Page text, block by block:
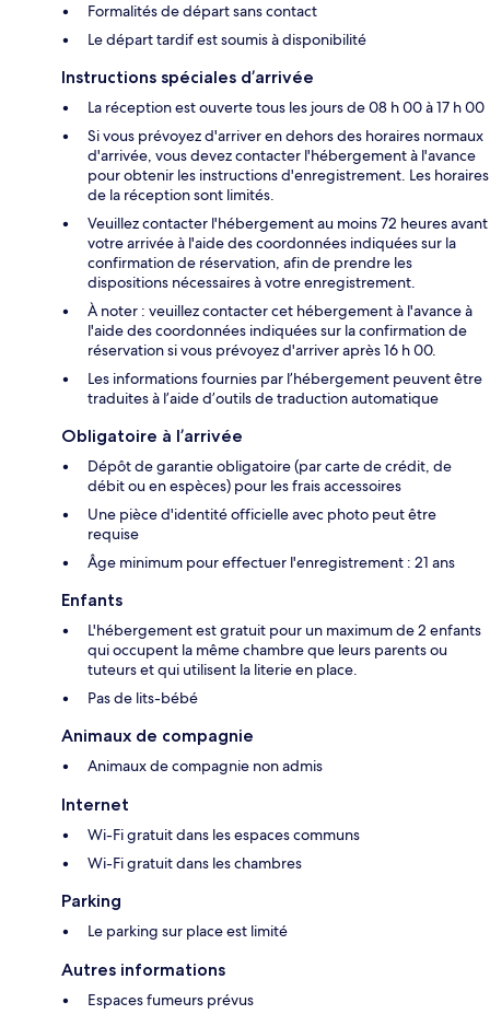
Formalités de départ sans contact
Le départ tardif est soumis à disponibilité
Instructions spéciales d’arrivée
La réception est ouverte tous les jours de 08 h 00 à 17 h 00
Si vous prévoyez d'arriver en dehors des horaires normaux
d'arrivée, vous devez contacter l'hébergement à l'avance
pour obtenir les instructions d'enregistrement. Les horaires
de la réception sont limités.
Veuillez contacter l'hébergement au moins 72 heures avant
votre arrivée à l'aide des coordonnées indiquées sur la
confirmation de réservation, afin de prendre les
dispositions nécessaires à votre enregistrement.
À noter : veuillez contacter cet hébergement à l'avance à
l'aide des coordonnées indiquées sur la confirmation de
réservation si vous prévoyez d'arriver après 16 h 00.
Les informations fournies par l’hébergement peuvent être
traduites à l’aide d’outils de traduction automatique
Obligatoire à l’arrivée
Dépôt de garantie obligatoire (par carte de crédit, de
débit ou en espèces) pour les frais accessoires
Une pièce d'identité officielle avec photo peut être
requise
Âge minimum pour effectuer l'enregistrement : 21 ans
Enfants
L'hébergement est gratuit pour un maximum de 2 enfants
qui occupent la même chambre que leurs parents ou
tuteurs et qui utilisent la literie en place.
Pas de lits-bébé
Animaux de compagnie
Animaux de compagnie non admis
Internet
Wi-Fi gratuit dans les espaces communs
Wi-Fi gratuit dans les chambres
Parking
Le parking sur place est limité
Autres informations
Espaces fumeurs prévus